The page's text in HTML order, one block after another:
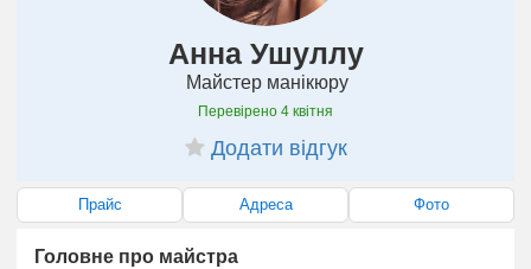
Анна Ушуллу
Майстер манікюру
Перевірено 4 квітня
Додати відгук
Прайс Адреса Фото
Головне про майстра